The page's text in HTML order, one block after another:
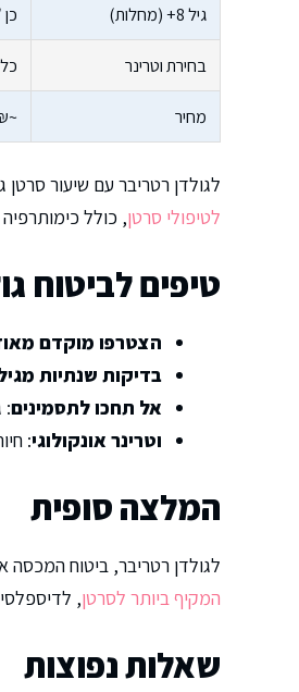
גיל 8+ (מחלות)
בחירת וטרינר
מחיר ~92₪
לגולדן רטריבר עם שיעור סרטן
לטיפולי סרטן, כולל
טיפים לביטוח
הצטרפו מוקדם
בדיקות שנתיות מגיל
אל תחכו לתסמינים:
וטרינר אונקולוגי:
המלצה סופית
לגולדן רטריבר, ביטוח המכסה
המקיף ביותר לסרטן,
שאלות נפוצות